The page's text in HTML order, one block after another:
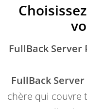
FullBack Server
FullBack
chère qui couvre